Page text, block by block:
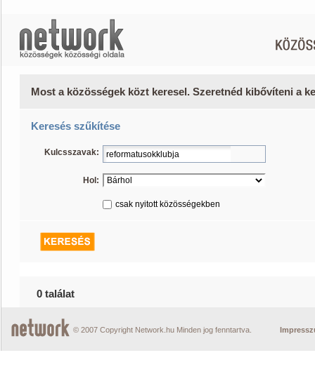
Most a közösségek közt keresel. Szeretnéd kibővíteni a
Keresés szűkítése
Kulcsszavak:
Hol:
csak nyitott közösségekben
0 találat
© 2007 Copyright Network.hu Minden jog fenntartva.